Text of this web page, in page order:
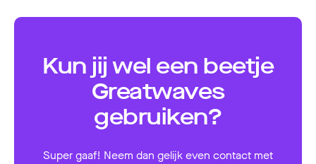
Kun jij wel een beetje
Greatwaves
gebruiken?
Super gaaf! Neem dan gelijk even contact met